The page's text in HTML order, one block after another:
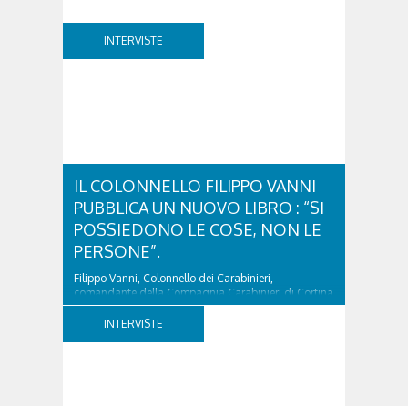
INTERVISTE
IL COLONNELLO FILIPPO VANNI
PUBBLICA UN NUOVO LIBRO : “SI
POSSIEDONO LE COSE, NON LE
PERSONE”.
Filippo Vanni, Colonnello dei Carabinieri,
comandante della Compagnia Carabinieri di Cortina
d’Ampezzo sino al 2010, esperto di legislazione
nazionale ed europea, è l’ideatore del progetto di
INTERVISTE